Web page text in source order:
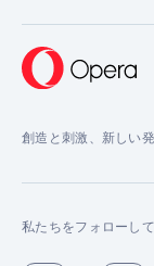
創造と刺激、新しい
私たちをフォローし